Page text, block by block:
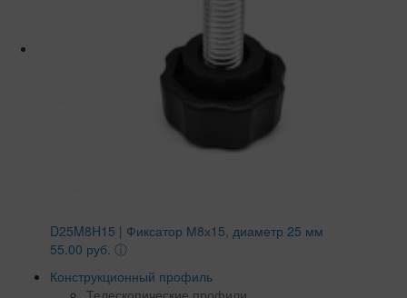
D25M8H15 | Фиксатор М8х15, диаметр 25 мм
55.00 руб. ⓘ
Конструкционный профиль